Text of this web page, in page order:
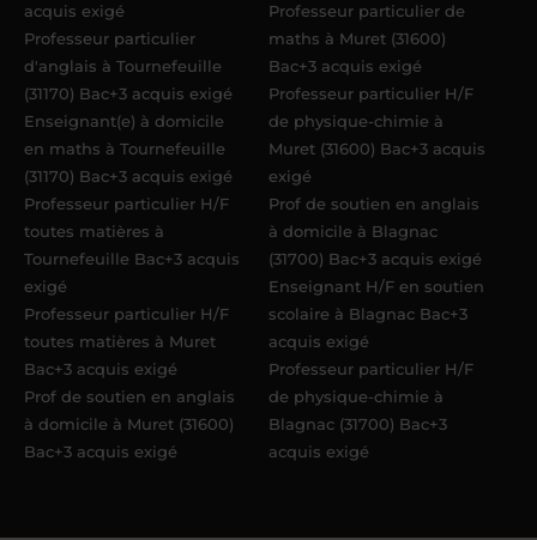
acquis exigé
Professeur particulier
d'anglais à Tournefeuille
(31170) Bac+3 acquis exigé
Enseignant(e) à domicile
en maths à Tournefeuille
(31170) Bac+3 acquis exigé
Professeur particulier H/F
toutes matières à
Tournefeuille Bac+3 acquis
exigé
Professeur particulier H/F
toutes matières à Muret
Bac+3 acquis exigé
Prof de soutien en anglais
à domicile à Muret (31600)
Bac+3 acquis exigé
Professeur particulier de
maths à Muret (31600)
Bac+3 acquis exigé
Professeur particulier H/F
de physique-chimie à
Muret (31600) Bac+3 acquis
exigé
Prof de soutien en anglais
à domicile à Blagnac
(31700) Bac+3 acquis exigé
Enseignant H/F en soutien
scolaire à Blagnac Bac+3
acquis exigé
Professeur particulier H/F
de physique-chimie à
Blagnac (31700) Bac+3
acquis exigé